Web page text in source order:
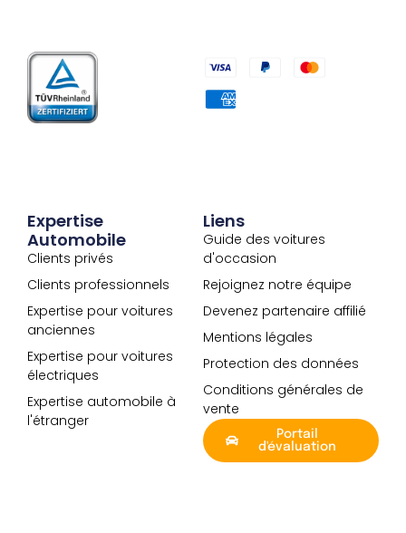
Liens
Guide des voitures
d'occasion
Rejoignez notre équipe
Devenez partenaire affilié
Mentions légales
Protection des données
Conditions générales de
vente
Portail
d'évaluation
Expertise
Automobile
Clients privés
Clients professionnels
Expertise pour voitures
anciennes
Expertise pour voitures
électriques
Expertise automobile à
l'étranger